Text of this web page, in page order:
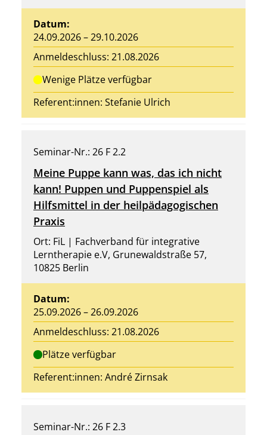
Datum:
24.09.2026 – 29.10.2026
Anmeldeschluss: 21.08.2026
Wenige Plätze verfügbar
Referent:innen: Stefanie Ulrich
Seminar-Nr.: 26 F 2.2
Meine Puppe kann was, das ich nicht
kann! Puppen und Puppenspiel als
Hilfsmittel in der heilpädagogischen
Praxis
Ort: FiL | Fachverband für integrative
Lerntherapie e.V, Grunewaldstraße 57,
10825 Berlin
Datum:
25.09.2026 – 26.09.2026
Anmeldeschluss: 21.08.2026
Plätze verfügbar
Referent:innen: André Zirnsak
Seminar-Nr.: 26 F 2.3